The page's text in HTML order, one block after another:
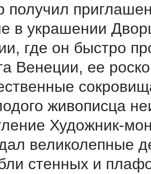
получил
в украшении
где он быстро
Венеции, ее
живописца
Художник-
великолепные
стенных и